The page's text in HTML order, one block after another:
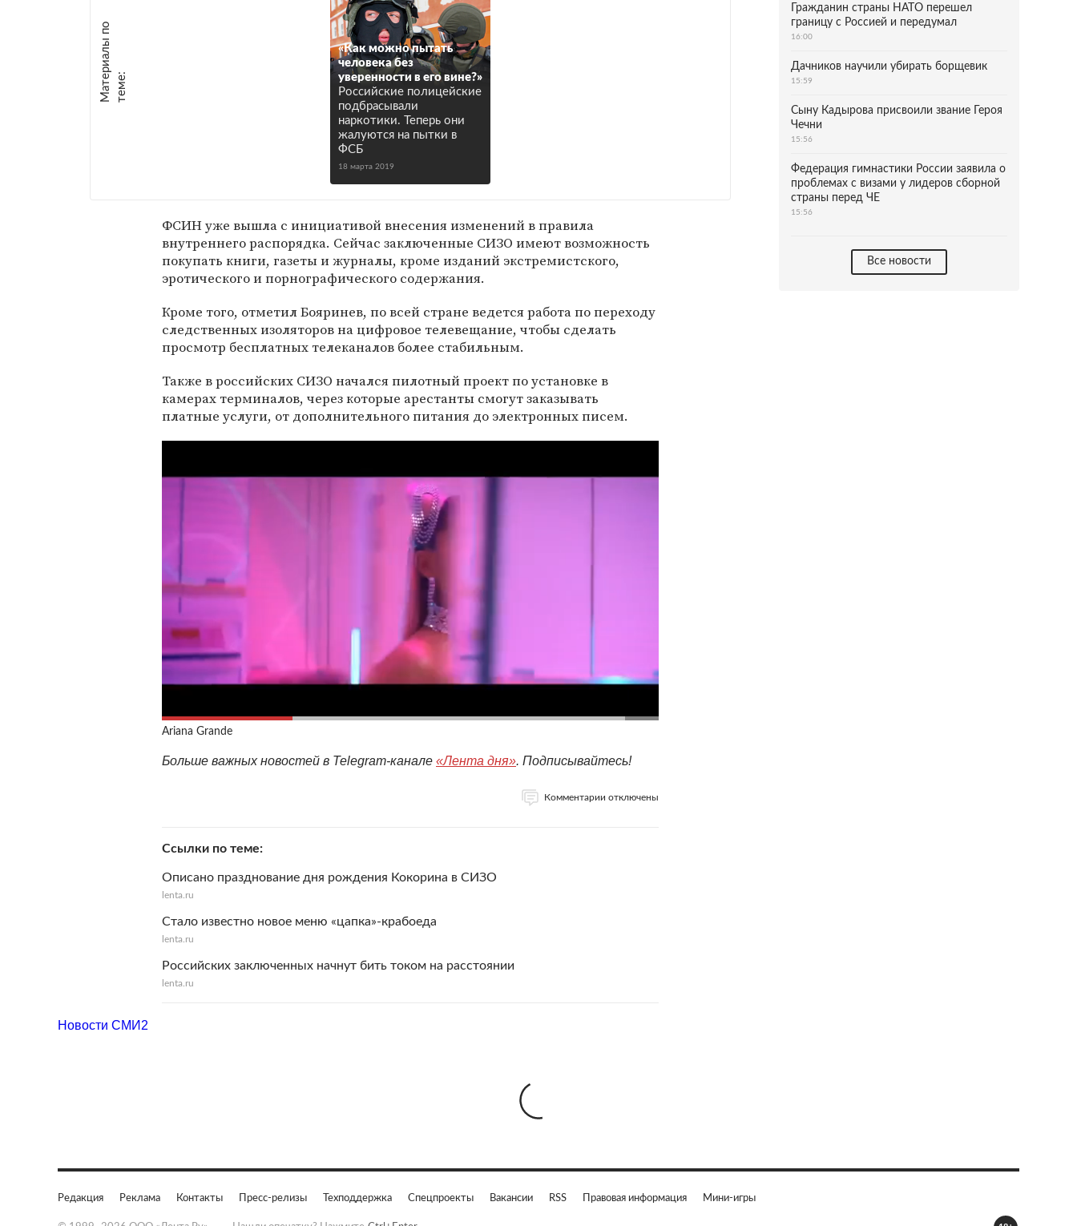
М
а
т е
р
и
а
л
ы
п
о
т
е
м
е :
«Как можно пытать
человека без
уверенности в его вине?»
Российские полицейские
подбрасывали
наркотики. Теперь они
жалуются на пытки в
ФСБ
18 марта 2019
ФСИН уже вышла с инициативой внесения изменений в правила
внутреннего распорядка. Сейчас заключенные СИЗО имеют возможность
покупать книги, газеты и журналы, кроме изданий экстремистского,
эротического и порнографического содержания.
Кроме того, отметил Бояринев, по всей стране ведется работа по переходу
следственных изоляторов на цифровое телевещание, чтобы сделать
просмотр бесплатных телеканалов более стабильным.
Также в российских СИЗО начался пилотный проект по установке в
камерах терминалов, через которые арестанты смогут заказывать
платные услуги, от дополнительного питания до электронных писем.
Ariana Grande
Больше важных новостей в Telegram-канале «Лента дня». Подписывайтесь!
Комментарии отключены
Ссылки по теме
Описано празднование дня рождения Кокорина в СИЗО
lenta.ru
Стало известно новое меню «цапка»-крабоеда
lenta.ru
Российских заключенных начнут бить током на расстоянии
lenta.ru
Гражданин страны НАТО перешел
границу с Россией и передумал
16:00
Дачников научили убирать борщевик
15:59
Сыну Кадырова присвоили звание Героя
Чечни
15:56
Федерация гимнастики России заявила о
проблемах с визами у лидеров сборной
страны перед ЧЕ
15:56
Все новости
Новости СМИ2
Редакция Реклама Контакты Пресс-релизы Техподдержка Спецпроекты Вакансии RSS Правовая информация Мини-игры